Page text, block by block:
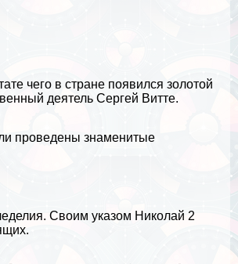
чего в стране появился золотой
деятельСергeй Витте.
проведены знаменитые
Своим указом Николай 2